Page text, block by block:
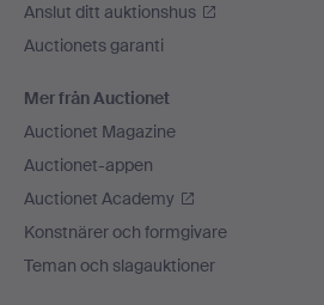
Anslut ditt auktionshus
Auctionets garanti
Mer från Auctionet
Auctionet Magazine
Auctionet-appen
Auctionet Academy
Konstnärer och formgivare
Teman och slagauktioner